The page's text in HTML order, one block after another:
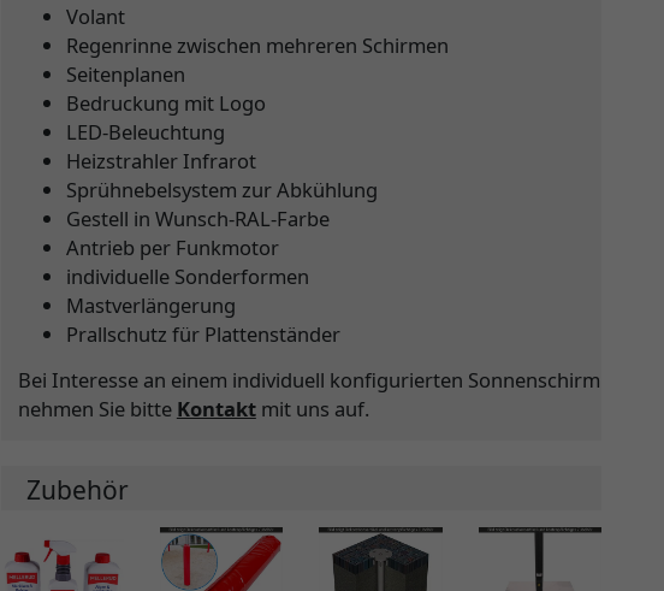
Volant
Regenrinne zwischen mehreren Schirmen
Seitenplanen
Bedruckung mit Logo
LED-Beleuchtung
Heizstrahler Infrarot
Sprühnebelsystem zur Abkühlung
Gestell in Wunsch-RAL-Farbe
Antrieb per Funkmotor
individuelle Sonderformen
Mastverlängerung
Prallschutz für Plattenständer
Bei Interesse an einem individuell konfigurierten Sonnenschirm
nehmen Sie bitte Kontaktmit uns auf.
Zubehör